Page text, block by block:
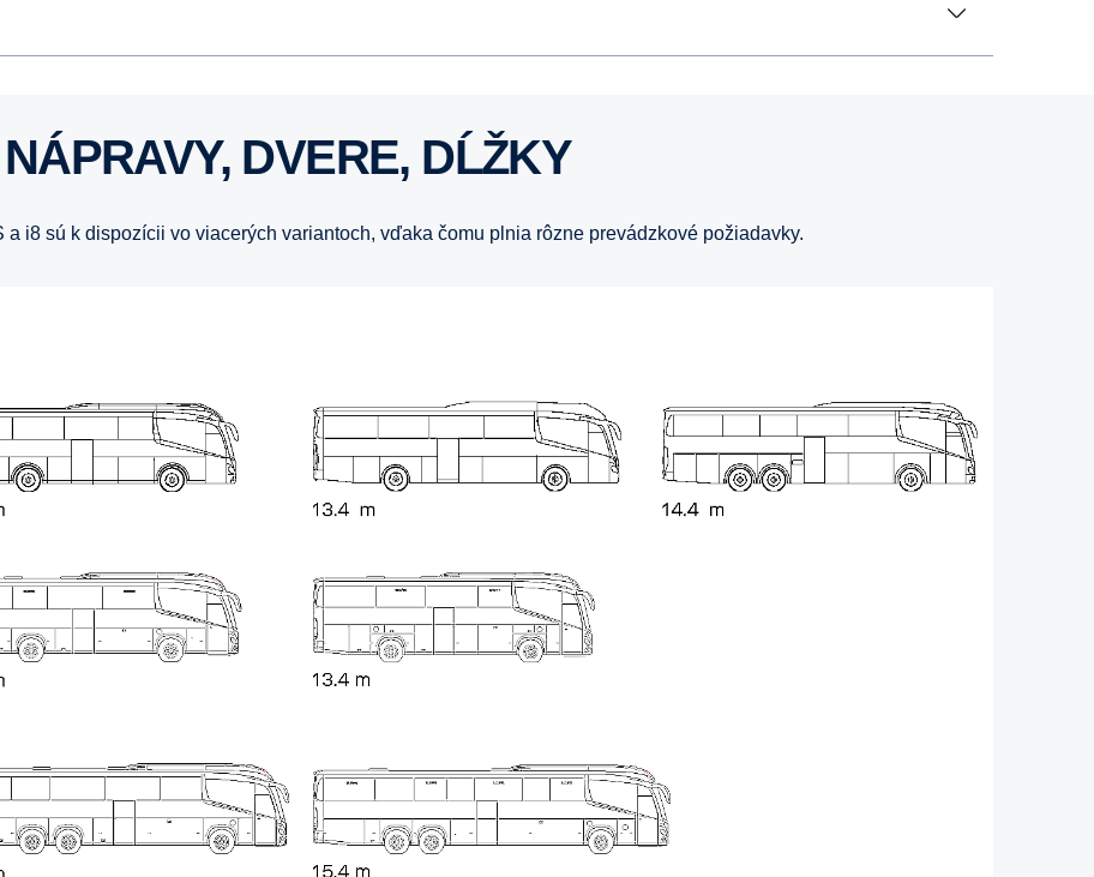
NÁPRAVY, DVERE, DĹŽKY
a i8 sú k dispozícii vo viacerých variantoch, vďaka čomu plnia rôzne prevádzkové požiadavky.